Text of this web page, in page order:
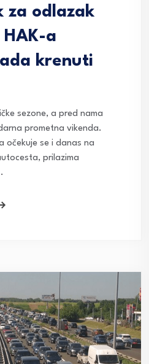
za odlazak
a
krenuti
sezone, a pred nama
prometna vikenda.
očekuje se i danas na
prilazima